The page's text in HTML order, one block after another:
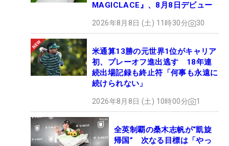
MAGICLACE』、8月8日デビュー
2026年8月8日 (土) 11時30分 30
米通算13勝の元世界1位がキャリア
初、プレーオフ進出逃す 18年連
続出場記録も終止符「何事も永遠に
続けられない」
2026年8月8日 (土) 10時00分 1
全英制覇の桑木志帆が“凱旋
帰国” 次なる目標は「やっ